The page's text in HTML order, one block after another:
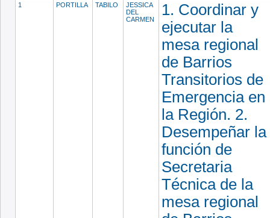
1 PORTILLA TABILO
JESSICA
DEL
CARMEN
1. Coordinar y
ejecutar la
mesa regional
de Barrios
Transitorios de
Emergencia en
la Región. 2.
Desempeñar la
función de
Secretaria
Técnica de la
mesa regional